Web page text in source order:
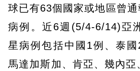
球已有63個國家或地區曾
病例。近6週(5/4-6/14)亞
星病例包括中國1例、泰
馬達加斯加、肯亞、幾內亞